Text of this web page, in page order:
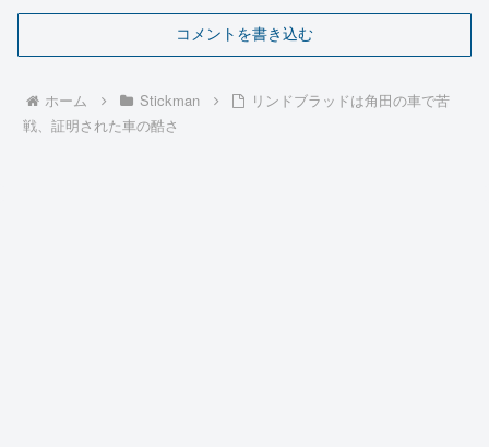
コメントを書き込む
ホーム Stickman
リンドブラッドは角田の車で苦
戦、証明された車の酷さ